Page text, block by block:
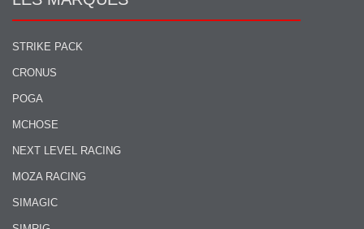
STRIKE PACK
CRONUS
POGA
MCHOSE
NEXT LEVEL RACING
MOZA RACING
SIMAGIC